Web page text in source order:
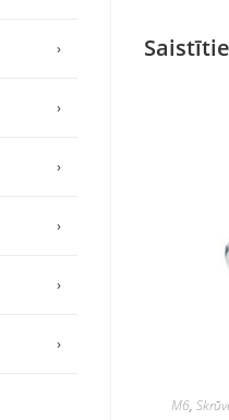
M6,
›
›
›
›
›
›